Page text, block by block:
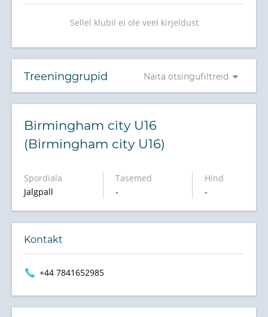
Sellel klubil ei ole veel kirjeldust
Näita otsingufiltreid
Treeninggrupid
Birmingham city U16
(Birmingham city U16)
Spordiala
Jalgpall
Tasemed
-
Hind
-
Kontakt
+44 7841652985